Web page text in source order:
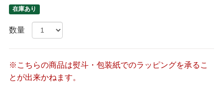
在庫あり
数量
※こちらの商品は熨斗・包装紙でのラッピングを承るこ
とが出来かねます。